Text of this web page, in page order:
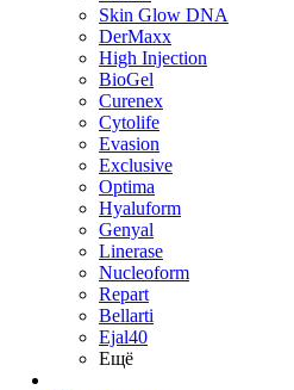
Skin Glow DNA
DerMaxx
High Injection
BioGel
Curenex
Cytolife
Evasion
Exclusive
Optima
Hyaluform
Genyal
Linerase
Nucleoform
Repart
Bellarti
Ejal40
Ещё